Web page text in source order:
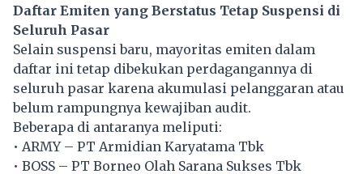
Daftar Emiten yang Berstatus Tetap Suspensi di
Seluruh Pasar
Selain suspensi baru, mayoritas emiten dalam
daftar ini tetap dibekukan perdagangannya di
seluruh pasar karena akumulasi pelanggaran atau
belum rampungnya kewajiban audit.
Beberapa di antaranya meliputi:
• ARMY – PT Armidian Karyatama Tbk
• BOSS – PT Borneo Olah Sarana Sukses Tbk